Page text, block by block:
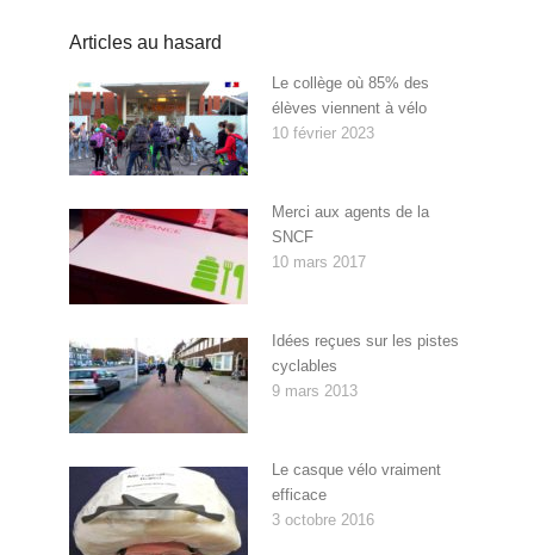
Articles au hasard
Le collège où 85% des
élèves viennent à vélo
10 février 2023
Merci aux agents de la
SNCF
10 mars 2017
Idées reçues sur les pistes
cyclables
9 mars 2013
Le casque vélo vraiment
efficace
3 octobre 2016